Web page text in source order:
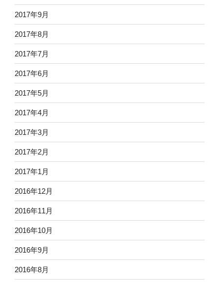
2017年9月
2017年8月
2017年7月
2017年6月
2017年5月
2017年4月
2017年3月
2017年2月
2017年1月
2016年12月
2016年11月
2016年10月
2016年9月
2016年8月